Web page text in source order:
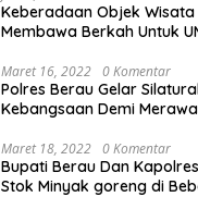
Keberadaan Objek
Membawa Berkah Untuk
Maret 16, 2022 0 Komentar
Polres Berau Gelar
Kebangsaan Demi
Maret 18, 2022 0 Komentar
Bupati Berau Dan
Stok Minyak goreng di